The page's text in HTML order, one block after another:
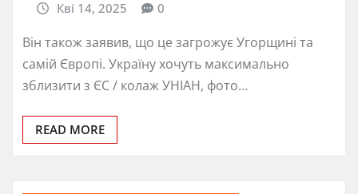
Кві 14, 2025 0
Він також заявив, що це загрожує Угорщині та
самій Європі. Україну хочуть максимально
зблизити з ЄС / колаж УНІАН, фото…
READ MORE